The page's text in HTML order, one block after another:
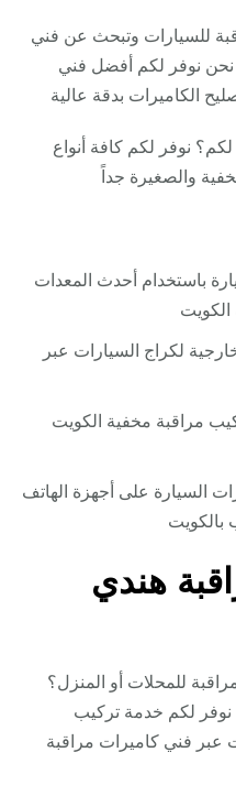
للسيارات وتبحث عن فني
نحن نوفر لكم أفضل فني
الكاميرات بدقة عالية
نوفر لكم كافة أنواع
والصغيرة جداً
باستخدام أحدث المعدات
لكراج السيارات عبر
مراقبة مخفية الكويت
السيارة على أجهزة الهاتف
بالكويت
هندي
للمحلات أو المنزل؟
نوفر لكم خدمة تركيب
عبر فني كاميرات مراقبة